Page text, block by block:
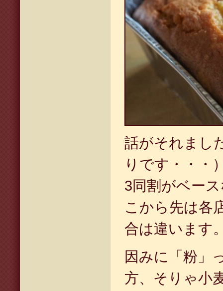
話がそれまし
りです・・・
3同割がベー
こから先は各
合は違います
因みに「粉」
方、そりゃ小